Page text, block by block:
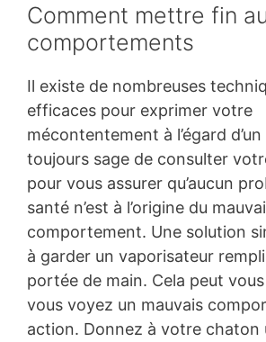
Comment mettre fin
comportements
Il existe de nombreuses
efficaces pour exprimer votre
mécontentement à l’égard
toujours sage de consulter
pour vous assurer qu’aucun
santé n’est à l’origine du
comportement. Une solution
à garder un vaporisateur rempli
portée de main. Cela peut
vous voyez un mauvais
action. Donnez à votre chaton